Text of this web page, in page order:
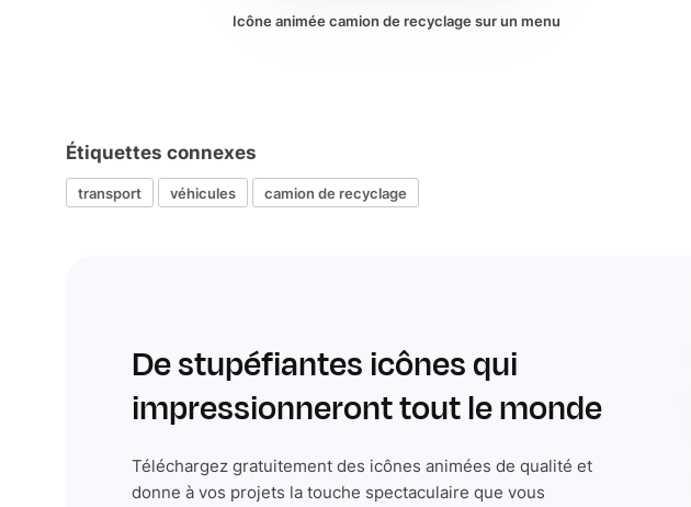
Icône animée camion de recyclage sur un menu
Étiquettes connexes
transport véhicules camion de recyclage
De stupéfiantes icônes qui
impressionneront tout le monde
Téléchargez gratuitement des icônes animées de qualité et
donne à vos projets la touche spectaculaire que vous